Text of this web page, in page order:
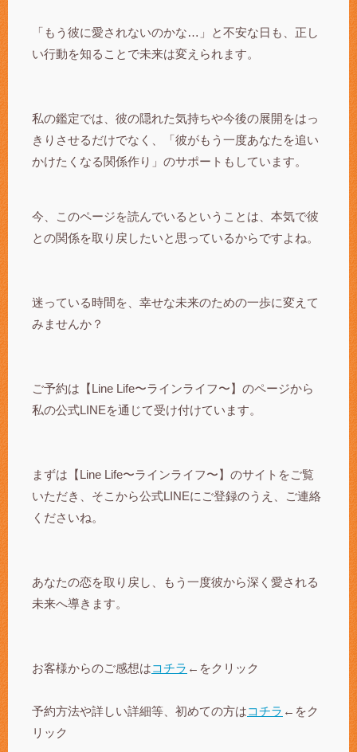
「もう彼に愛されないのかな…」と不安な日も、正し
い行動を知ることで未来は変えられます。
私の鑑定では、彼の隠れた気持ちや今後の展開をはっ
きりさせるだけでなく、「彼がもう一度あなたを追い
かけたくなる関係作り」のサポートもしています。
今、このページを読んでいるということは、本気で彼
との関係を取り戻したいと思っているからですよね。
迷っている時間を、幸せな未来のための一歩に変えて
みませんか？
ご予約は【Line Life〜ラインライフ〜】のページから
私の公式LINEを通じて受け付けています。
まずは【Line Life〜ラインライフ〜】のサイトをご覧
いただき、そこから公式LINEにご登録のうえ、ご連絡
くださいね。
あなたの恋を取り戻し、もう一度彼から深く愛される
未来へ導きます。
お客様からのご感想はコチラ ←をクリック
予約方法や詳しい詳細等、初めての方はコチラ ←をク
リック